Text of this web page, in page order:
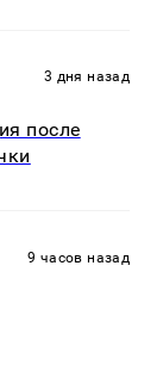
3 дня назад
после
9 часов назад